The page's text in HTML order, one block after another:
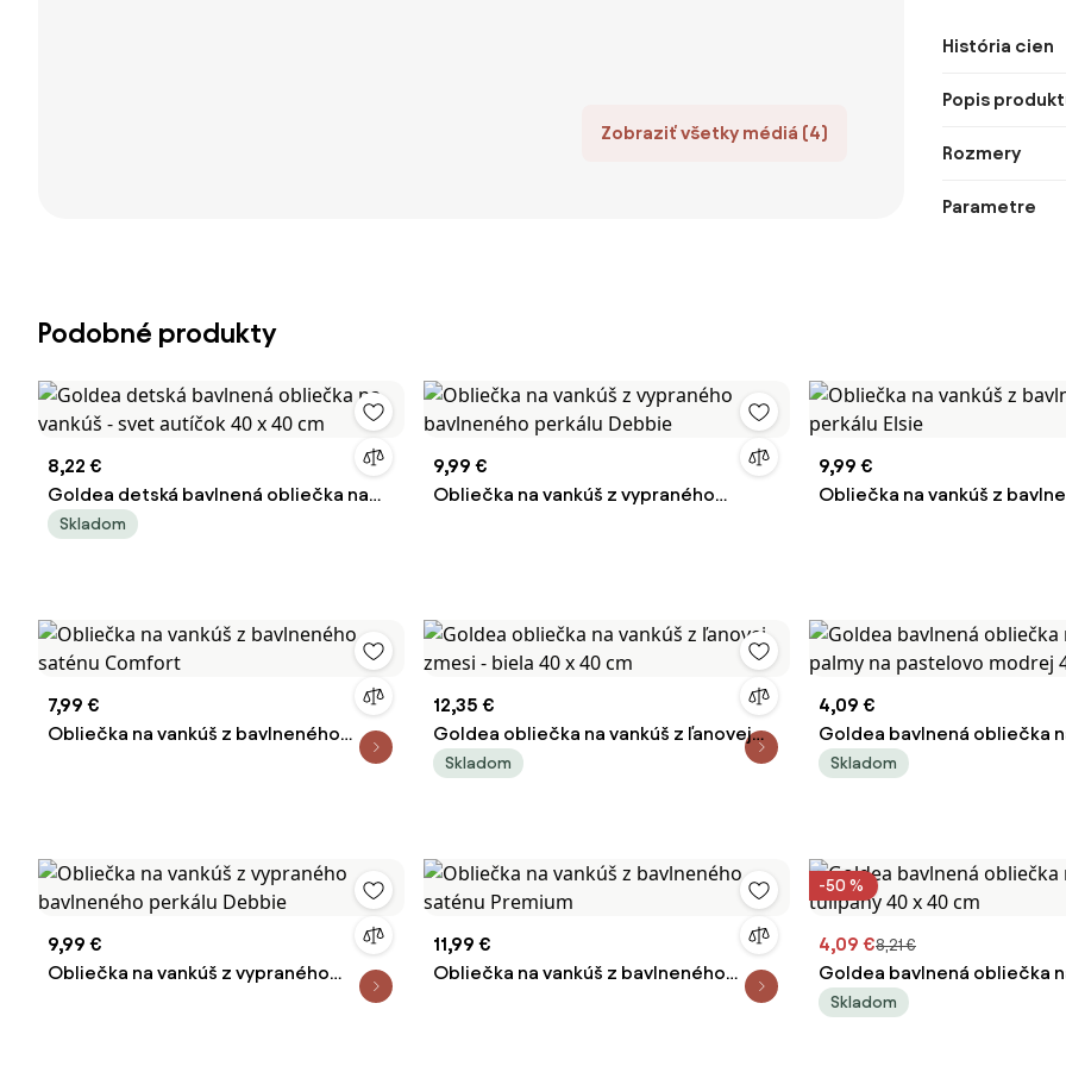
Zobraziť všetky médiá (4)
História cien
Popis
Rozmery
Parametre
Podobné produkty
8,22 €
Goldea detská bavlnená obliečka na
vankúš - svet autíčok 40 x 40 cm
Skladom
9,99 €
Obliečka na vankúš z vypraného
9,99 €
Obliečka na vankúš z
7,99 €
Obliečka na vankúš z bavlneného
12,35 €
Goldea obliečka na vankúš z ľanovej
zmesi - biela 40 x 40 cm
Skladom
4,09 €
Goldea bavlnená obliečka
palmy na pastelovo modrej
Skladom
9,99 €
Obliečka na vankúš z vypraného
11,99 €
Obliečka na vankúš z bavlneného
-50 %
4,09 €8,21 €
Goldea bavlnená obliečka
tulipány 40 x 40 cm
Skladom